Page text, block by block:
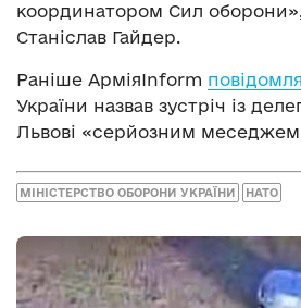
координатором Сил
Станіслав Гайдер.
Раніше АрміяInform
України назвав зустріч із
Львові «серйозним
МІНІСТЕРСТВО ОБОРОНИ УКРАЇНИ НАТО